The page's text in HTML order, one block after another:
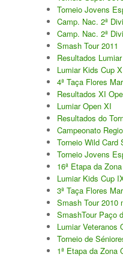
Masters Torneio Escada
Inter-Clubes +35
Galeria 2012
Lumiar Kids Open XI
Smashtour
Galeria 2011
Inter-Clubes +35
Inter-Clubes Seniores
Masters Torneio Escada
Torneio Raqueta por um
Contactos
Torneio Jovens
Camp. Nac. 2ª
Camp. Nac. 2ª
Smash Tour 2011
Resultados
Lumiar Kids Cup X
4ª Taça Flores
Resultados XI
Lumiar Open XI
Resultados do
Campeonato
Torneio Wild Card
Torneio Jovens
16ª Etapa da
Lumiar Kids Cup
3ª Taça Flores
Smash Tour 2010
SmashTour Paço
Lumiar Veteranos
Torneio de
1ª Etapa da Zona